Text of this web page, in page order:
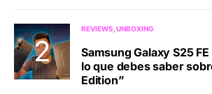
REVIEWS UNBOXING
Samsung Galaxy S25
lo que debes saber
Edition”